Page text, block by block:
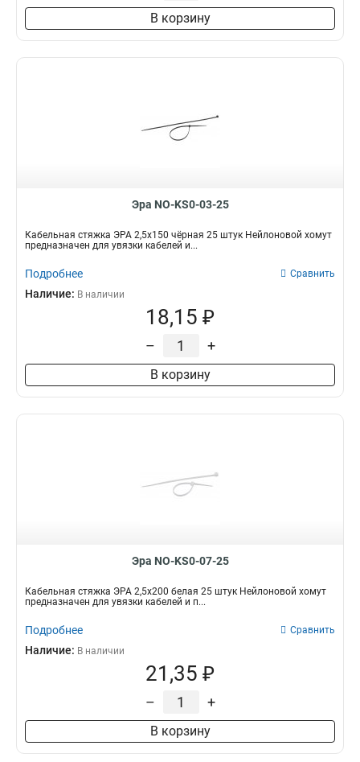
В корзину
Эра NO-KS0-03-25
Кабельная стяжка ЭРА 2,5х150 чёрная 25 штук Нейлоновой хомут
предназначен для увязки кабелей и...
Подробнее Сравнить
Наличие: В наличии
18,15 ₽
– +
В корзину
Эра NO-KS0-07-25
Кабельная стяжка ЭРА 2,5х200 белая 25 штук Нейлоновой хомут
предназначен для увязки кабелей и п...
Подробнее Сравнить
Наличие: В наличии
21,35 ₽
– +
В корзину